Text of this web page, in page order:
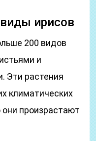
ирисов
200 видов
и
Эти растения
климатических
они произрастают